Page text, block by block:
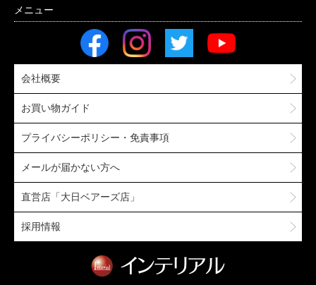
会社概要
お買い物ガイド
プライバシーポリシー・免責事項
メールが届かない方へ
直営店「大日ベアーズ店」
採用情報